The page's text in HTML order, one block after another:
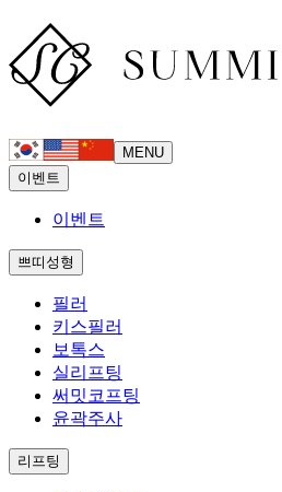
MENU
이벤트
이벤트
쁘띠성형
필러
키스필러
보톡스
실리프팅
써밋코프팅
윤곽주사
리프팅